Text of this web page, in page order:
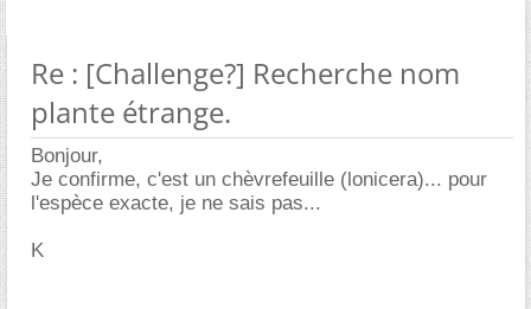
Re : [Challenge?] Recherche nom
plante étrange.
Bonjour,
Je confirme, c'est un chèvrefeuille (lonicera)... pour
l'espèce exacte, je ne sais pas...
K